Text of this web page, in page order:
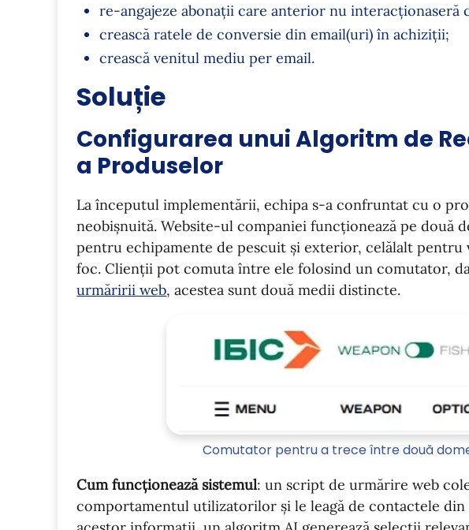
re-angajeze abonații care anterior nu interacționaseră
crească ratele de conversie din email(uri) în achiziții;
crească venitul mediu per email.
Soluție
Configurarea unui Algoritm de
a Produselor
La începutul implementării, echipa s-a confruntat cu o
neobișnuită. Website-ul companiei funcționează pe două
pentru echipamente de pescuit și exterior, celălalt pentru
foc. Clienții pot comuta între ele folosind un comutator,
urmăririi web, acestea sunt două medii distincte.
Comutator pentru a trece între două
Cum funcționează sistemul: un script de urmărire web
comportamentul utilizatorilor și le leagă de contactele din